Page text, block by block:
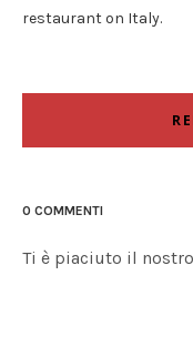
restaurant on Italy.
0 COMMENTI
Ti è piaciuto il